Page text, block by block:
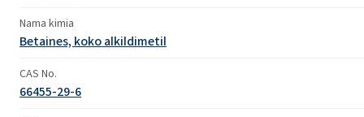
Nama kimia
Betaines, koko alkildimetil
CAS No.
66455-29-6